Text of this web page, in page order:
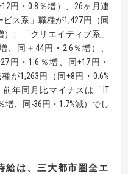
円・0.8％増）、26ヶ月連
ス系」職種が1,427円（同
）、「クリエイティブ系」
、同＋44円・2.6％増）、
円・1.6％増、同+17円・
が1,263円（同+8円・0.6%
前年同月比マイナスは「IT
増、同-36円・1.7%減）でし
給は、三大都市圏全エ